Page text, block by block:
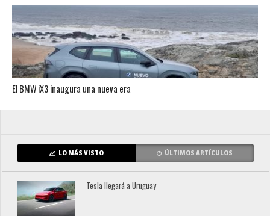
El BMW iX3 inaugura una nueva era
LO MÁS VISTO ÚLTIMOS ARTÍCULOS
Tesla llegará a Uruguay